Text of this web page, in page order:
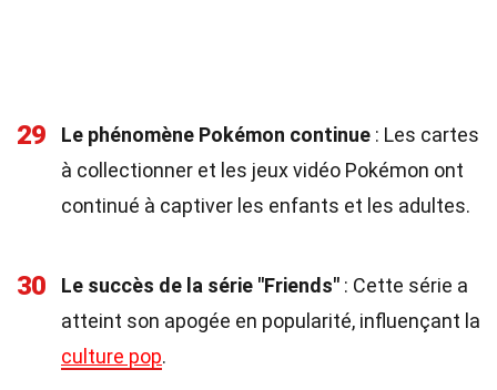
29 Le phénomène Pokémon continue : Les cartes
à collectionner et les jeux vidéo Pokémon ont
continué à captiver les enfants et les adultes.
30 Le succès de la série "Friends" : Cette série a
atteint son apogée en popularité, influençant la
culture pop.